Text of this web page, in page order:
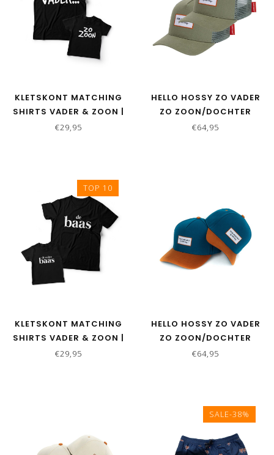
KLETSKONT MATCHING
SHIRTS VADER & ZOON |
ZO VADER ZO ZOON
€29,95
HELLO HOSSY ZO VADER
ZO ZOON/DOCHTER
MATCHING CAPS - MINI
€64,95
TOP 10
KLETSKONT MATCHING
SHIRTS VADER & ZOON |
DE ECHTE BAAS
€29,95
HELLO HOSSY ZO VADER
ZO ZOON/DOCHTER
MATCHING CAPS - DUCK
€64,95
SALE-38%